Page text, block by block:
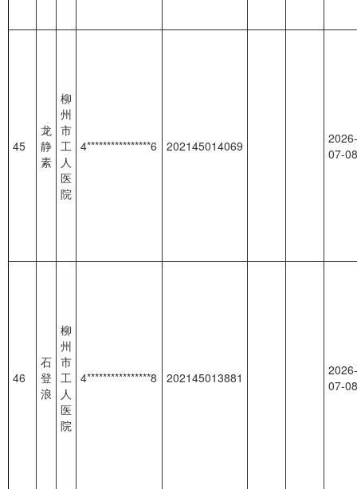
45
龙
静
素
柳
州
市
工
人
医
院
4****************6 202145014069
2026-
07-08
46
石
登
浪
柳
州
市
工
人
医
院
4****************8 202145013881
2026-
07-08